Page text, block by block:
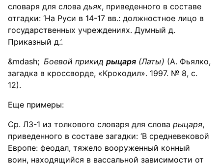
словаря для словадьяк, приведенного в составе
отгадки: ‘На Руси в 14-17 вв.: должностное лицо в
государственных учреждениях. Думный д.
Приказный д.’.
Боевой прикид рыцаря (Латы) (А. Фьялко,
загадка в кроссворде, «Крокодил». 1997. № 8, с.
12).
Еще примеры:
Ср. ЛЗ-1 из толкового словаря для слова рыцаря,
приведенного в составе загадки: ‘В средневековой
Европе: феодал, тяжело вооруженный конный
воин, находящийся в вассальной зависимости от